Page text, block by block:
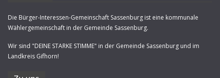
Die Bürger-Interessen-Gemeinschaft Sassenburg ist eine kommunale
Wählergemeinschaft in der Gemeinde Sassenburg.
Wir sind "DEINE STARKE STIMME" in der Gemeinde Sassenburg und im
Landkreis Gifhorn!